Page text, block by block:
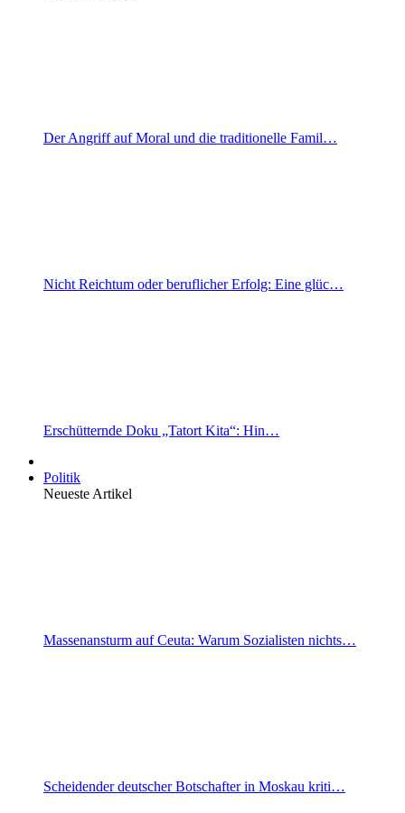
Der Angriff auf Moral und die traditionelle Famil…
Nicht Reichtum oder beruflicher Erfolg: Eine glüc…
Erschütternde Doku „Tatort Kita“: Hin…
Politik
Neueste Artikel
Massenansturm auf Ceuta: Warum Sozialisten nichts…
Scheidender deutscher Botschafter in Moskau kriti…